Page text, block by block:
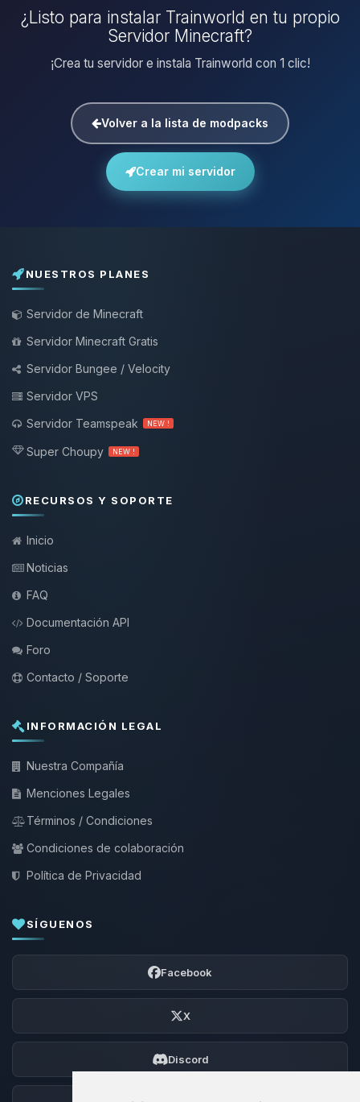
¿Listo para instalar Trainworld en tu propio
Servidor Minecraft?
¡Crea tu servidor e instala Trainworld con 1 clic!
Volver a la lista de modpacks
Crear mi servidor
NUESTROS PLANES
Servidor de Minecraft
Servidor Minecraft Gratis
Servidor Bungee / Velocity
Servidor VPS
Servidor Teamspeak
NEW !
Super Choupy NEW !
RECURSOS Y SOPORTE
Inicio
Noticias
FAQ
Documentación API
Foro
Contacto / Soporte
INFORMACIÓN LEGAL
Nuestra Compañía
Menciones Legales
Términos / Condiciones
Condiciones de colaboración
Política de Privacidad
SÍGUENOS
Facebook
X
Discord